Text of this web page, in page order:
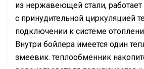
из нержавеющей стали, работает
с принудительной циркуляцией
подключении к системе
Внутри бойлера имеется один
змеевик. теплообменник